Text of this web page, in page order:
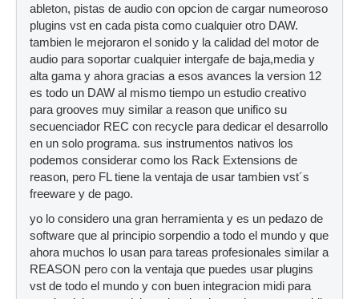
ableton, pistas de audio con opcion de cargar numeoroso
plugins vst en cada pista como cualquier otro DAW.
tambien le mejoraron el sonido y la calidad del motor de
audio para soportar cualquier intergafe de baja,media y
alta gama y ahora gracias a esos avances la version 12
es todo un DAW al mismo tiempo un estudio creativo
para grooves muy similar a reason que unifico su
secuenciador REC con recycle para dedicar el desarrollo
en un solo programa. sus instrumentos nativos los
podemos considerar como los Rack Extensions de
reason, pero FL tiene la ventaja de usar tambien vst´s
freeware y de pago.
yo lo considero una gran herramienta y es un pedazo de
software que al principio sorpendio a todo el mundo y que
ahora muchos lo usan para tareas profesionales similar a
REASON pero con la ventaja que puedes usar plugins
vst de todo el mundo y con buen integracion midi para